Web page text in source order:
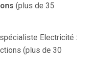
(plus de 35
spécialiste Electricité :
(plus de 30